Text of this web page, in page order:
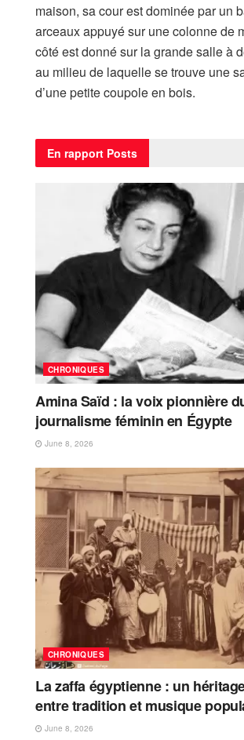
maison, sa cour est dominée par un
arceaux appuyé sur une colonne de
côté est donné sur la grande salle à
au milieu de laquelle se trouve une
d’une petite coupole en bois.
En rapport Posts
CHRONIQUES
Amina Saïd : la voix pionnière
journalisme féminin en Égypte
June 8, 2026
CHRONIQUES
La zaffa égyptienne : un
entre tradition et musique
June 8, 2026